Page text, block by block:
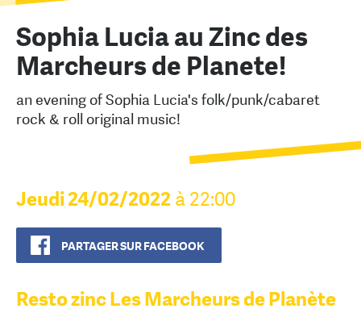
Sophia Lucia au Zinc des
Marcheurs de Planete!
an evening of Sophia Lucia's folk/punk/cabaret
rock & roll original music!
Jeudi 24/02/2022 à 22:00
PARTAGER SUR FACEBOOK
Resto zinc Les Marcheurs de Planète